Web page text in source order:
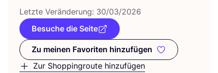
Letz­te Ver­än­de­rung: 30/03/2026
Besuche die Seite
Zu meinen Favoriten hinzufügen
Zu meinen Favoriten
Zur Shoppingroute hinzufügen